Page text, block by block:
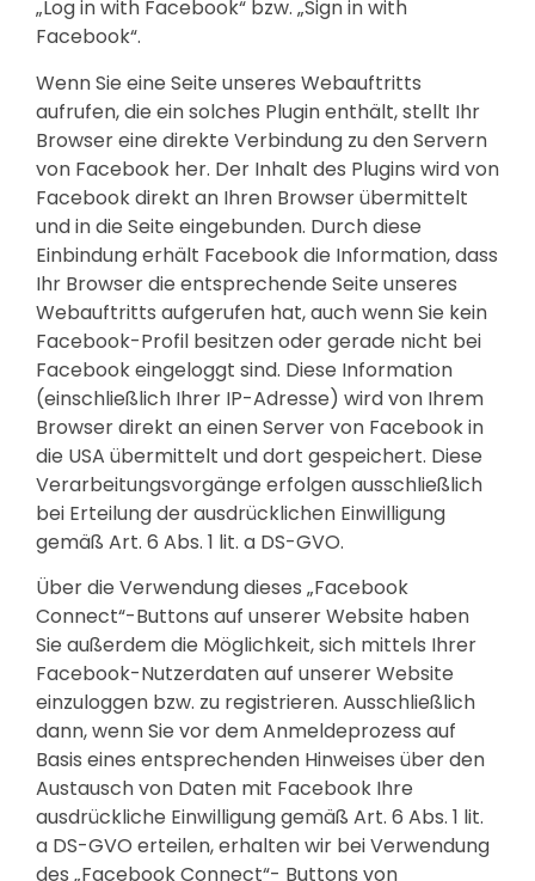
„Log in with Facebook“ bzw. „Sign in with
Facebook“.
Wenn Sie eine Seite unseres Webauftritts
aufrufen, die ein solches Plugin enthält, stellt Ihr
Browser eine direkte Verbindung zu den Servern
von Facebook her. Der Inhalt des Plugins wird von
Facebook direkt an Ihren Browser übermittelt
und in die Seite eingebunden. Durch diese
Einbindung erhält Facebook die Information, dass
Ihr Browser die entsprechende Seite unseres
Webauftritts aufgerufen hat, auch wenn Sie kein
Facebook-Profil besitzen oder gerade nicht bei
Facebook eingeloggt sind. Diese Information
(einschließlich Ihrer IP-Adresse) wird von Ihrem
Browser direkt an einen Server von Facebook in
die USA übermittelt und dort gespeichert. Diese
Verarbeitungsvorgänge erfolgen ausschließlich
bei Erteilung der ausdrücklichen Einwilligung
gemäß Art. 6 Abs. 1 lit. a DS-GVO.
Über die Verwendung dieses „Facebook
Connect“-Buttons auf unserer Website haben
Sie außerdem die Möglichkeit, sich mittels Ihrer
Facebook-Nutzerdaten auf unserer Website
einzuloggen bzw. zu registrieren. Ausschließlich
dann, wenn Sie vor dem Anmeldeprozess auf
Basis eines entsprechenden Hinweises über den
Austausch von Daten mit Facebook Ihre
ausdrückliche Einwilligung gemäß Art. 6 Abs. 1 lit.
a DS-GVO erteilen, erhalten wir bei Verwendung
des „Facebook Connect“- Buttons von